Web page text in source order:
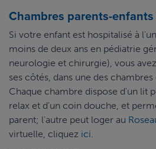
Chambres parents-enfants
Si votre enfant est hospitalisé à
moins de deux ans en pédiatrie
neurologie et chirurgie), vous
ses côtés, dans une des
Chaque chambre dispose d'un lit
relax et d'un coin douche, et
parent; l'autre peut loger au
virtuelle, cliquez ici.